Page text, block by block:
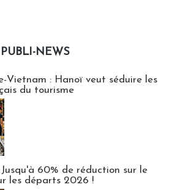
PUBLI-NEWS
Vietnam : Hanoï veut séduire les
du tourisme
60% de réduction sur le
les départs 2026 !